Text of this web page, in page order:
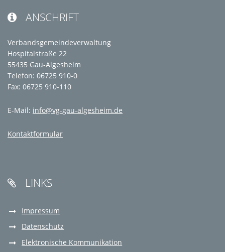
 ANSCHRIFT
Verbandsgemeindeverwaltung
Hospitalstraße 22
55435 Gau-Algesheim
Telefon: 06725 910-0
Fax: 06725 910-110
E-Mail: info@vg-gau-algesheim.de
Kontaktformular
 LINKS
Impressum
Datenschutz
Elektronische Kommunikation